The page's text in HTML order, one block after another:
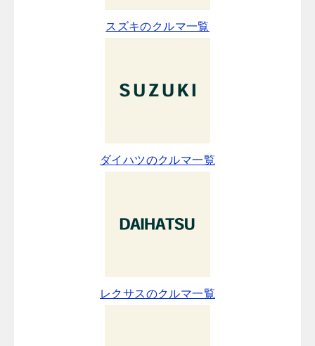
スズキのクルマ一覧
ダイハツのクルマ一覧
レクサスのクルマ一覧